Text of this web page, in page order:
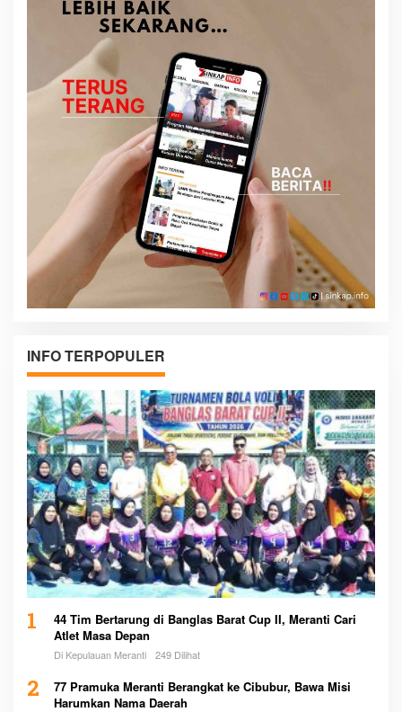
INFO TERPOPULER
1
44 Tim Bertarung di Banglas Barat Cup II, Meranti Cari
Atlet Masa Depan
Di Kepulauan Meranti 249 Dilihat
2
77 Pramuka Meranti Berangkat ke Cibubur, Bawa Misi
Harumkan Nama Daerah